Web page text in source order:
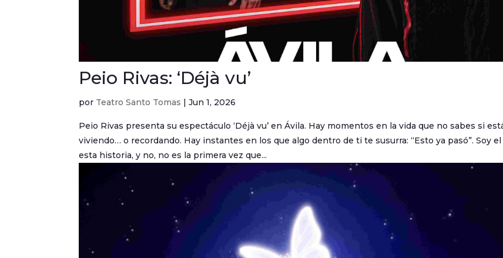
Peio Rivas: ‘Déjà vu’
por Teatro Santo Tomas |Jun 1, 2026
Peio Rivas presenta su espectáculo ‘Déjà vu’ en Ávila. Hay momentos en la vida que no sabes si
viviendo… o recordando. Hay instantes en los que algo dentro de ti te susurra: “Esto ya pasó”. Soy el
esta historia, y no, no es la primera vez que...